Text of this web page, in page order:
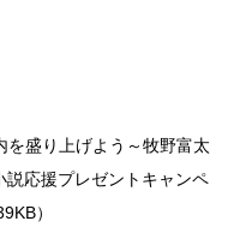
を盛り上げよう～牧野富太
応援プレゼントキャンペ
）